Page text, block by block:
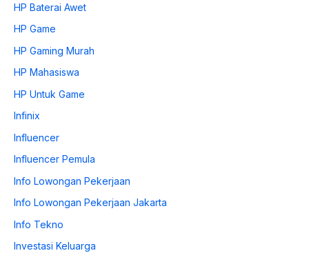
HP Baterai Awet
HP Game
HP Gaming Murah
HP Mahasiswa
HP Untuk Game
Infinix
Influencer
Influencer Pemula
Info Lowongan Pekerjaan
Info Lowongan Pekerjaan Jakarta
Info Tekno
Investasi Keluarga